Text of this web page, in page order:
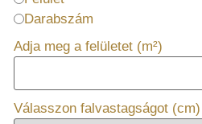
Darabszám
Adja meg a felületet (m²)
Válasszon falvastagságot (cm)